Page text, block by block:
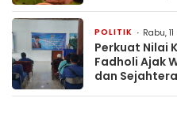
POLITIK Rabu,
Perkuat Nilai
Fadholi Ajak
dan Sejahtera